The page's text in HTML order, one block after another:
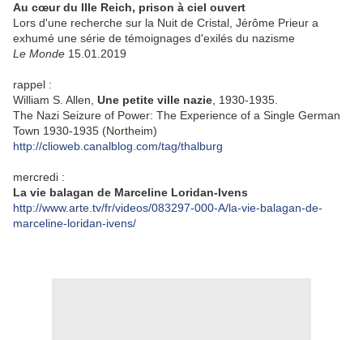
Au cœur du IIIe Reich, prison à ciel ouvert
Lors d'une recherche sur la Nuit de Cristal, Jérôme Prieur a
exhumé une série de témoignages d'exilés du nazisme
Le Monde 15.01.2019
rappel :
William S. Allen, Une petite ville nazie , 1930-1935.
The Nazi Seizure of Power: The Experience of a Single German
Town 1930-1935 (Northeim)
http://clioweb.canalblog.com/tag/thalburg
mercredi :
La vie balagan de Marceline Loridan-Ivens
http://www.arte.tv/fr/videos/083297-000-A/la-vie-balagan-de-
marceline-loridan-ivens/